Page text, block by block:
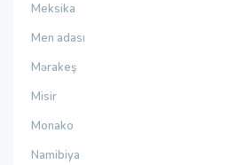
Meksika
Men adası
Mərakeş
Misir
Monako
Namibiya